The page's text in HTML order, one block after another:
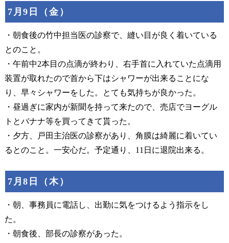
7月9日（金）
・朝食後の竹中担当医の診察で、縫い目が良く着いている
とのこと。
・午前中2本目の点滴が終わり、右手首に入れていた点滴用
装置が取れたので首から下はシャワーが出来ることにな
り、早々シャワーをした。とても気持ちが良かった。
・昼過ぎに家内が新聞を持って来たので、売店でヨーグル
トとバナナ等を買ってきて貰った。
・夕方、戸田主治医の診察があり、角膜は綺麗に着いてい
るとのこと。一安心だ。予定通り、11日に退院出来る。
7月8日（木）
・朝、事務員に電話し、出勤に気をつけるよう指示をし
た。
・朝食後、部長の診察があった。